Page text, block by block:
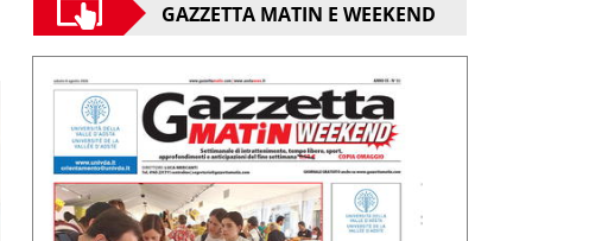
GAZZETTA MATIN E WEEKEND